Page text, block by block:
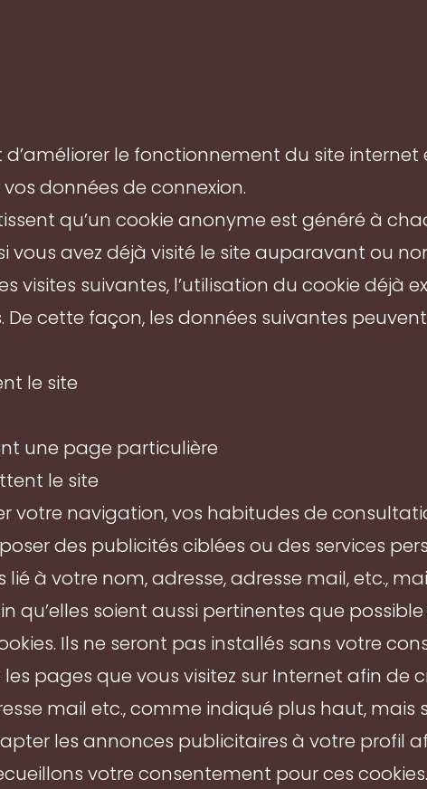
le fonctionnement du site
données de connexion.
qu’un cookie anonyme est généré à
avez déjà visité le site auparavant ou
visites suivantes, l’utilisation du cookie déjà
De cette façon, les données suivantes
le site
une page particulière
le site
votre navigation, vos habitudes de
des publicités ciblées ou des services
à votre nom, adresse, adresse mail, etc.,
qu’elles soient aussi pertinentes que
Ils ne seront pas installés sans votre
pages que vous visitez sur Internet afin de
mail etc., comme indiqué plus haut,
les annonces publicitaires à votre profil
votre consentement pour ces